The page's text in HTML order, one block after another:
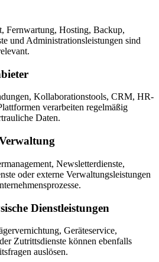
Fernwartung, Hosting, Backup,
und Administrationsleistungen sind
Kollaborationstools, CRM, HR-
verarbeiten regelmäßig
Daten.
Newsletterdienste,
oder externe Verwaltungsleistungen
Dienstleistungen
Geräteservice,
Zutrittsdienste können ebenfalls
auslösen.